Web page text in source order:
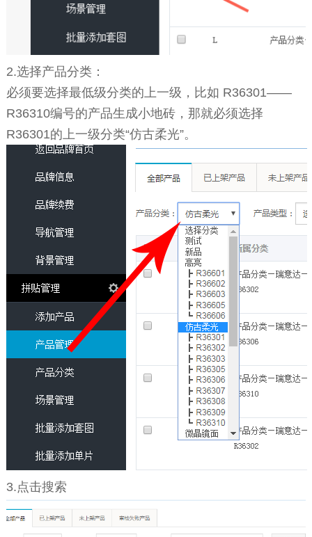
2.选择产品分类：
必须要选择最低级分类的上一级，比如 R36301——
R36310编号的产品生成小地砖，那就必须选择
R36301的上一级分类“仿古柔光”。
3.点击搜索